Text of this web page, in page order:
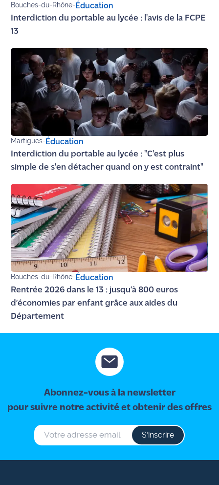
Bouches-du-Rhône-Éducation
Interdiction du portable au lycée : l'avis de la FCPE
13
Martigues-Éducation
Interdiction du portable au lycée : "C'est plus
simple de s'en détacher quand on y est contraint"
Bouches-du-Rhône-Éducation
Rentrée 2026 dans le 13 : jusqu’à 800 euros
d’économies par enfant grâce aux aides du
Département
Abonnez-vous à la newsletter
pour suivre notre activité et obtenir des offres
S‘inscrire